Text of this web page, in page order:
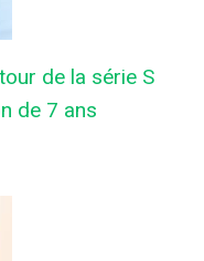
de la série S
de 7 ans